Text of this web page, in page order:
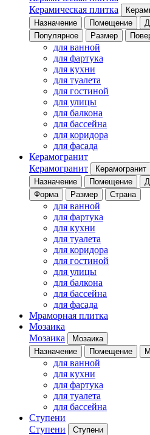
Керамическая плитка
Назначение
Помещение
Популярное
Размер
для ванной
для фартука
для кухни
для туалета
для гостиной
для улицы
для балкона
для бассейна
для коридора
для фасада
Керамогранит
Керамогранит
Керамогранит
Назначение
Помещение
Форма
Размер Страна
для ванной
для фартука
для кухни
для туалета
для коридора
для гостиной
для улицы
для балкона
для бассейна
для фасада
Мраморная плитка
Мозаика
Мозаика
Мозаика
Назначение
Помещение
для ванной
для кухни
для фартука
для туалета
для бассейна
Ступени
Ступени
Ступени